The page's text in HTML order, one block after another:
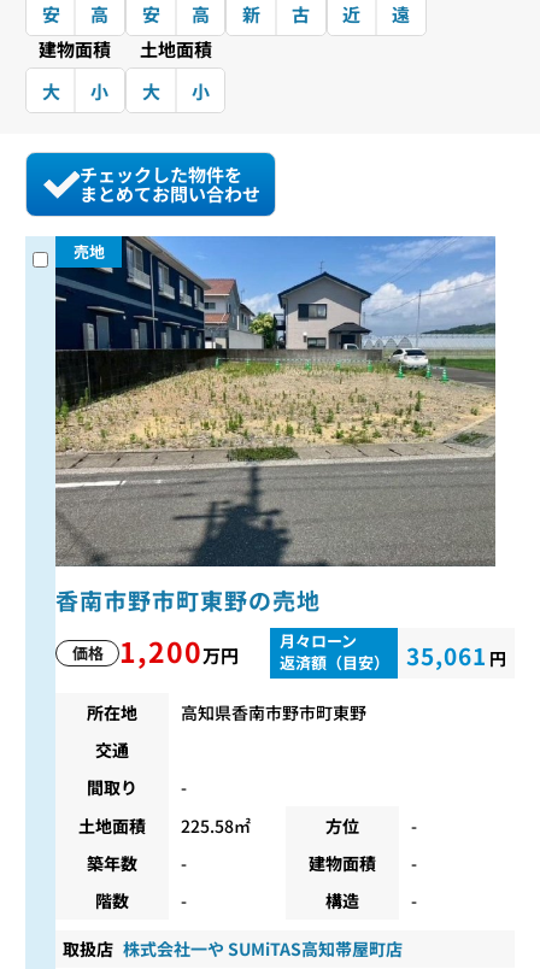
安
高
安
高
新
古
近
遠
建物面積
大
小
土地面積
大
小
チェックした物件を
まとめてお問い合わせ
売地
香南市野市町東野の売地
価格 1,200万円
月々ローン
返済額（目安）
35,061 円
所在地
高知県香南市野市町東野
交通
間取り
-
土地面積
225.58㎡ 方位
-
築年数
- 建物面積
-
階数
- 構造 -
取扱店 株式会社一や SUMiTAS高知帯屋町店